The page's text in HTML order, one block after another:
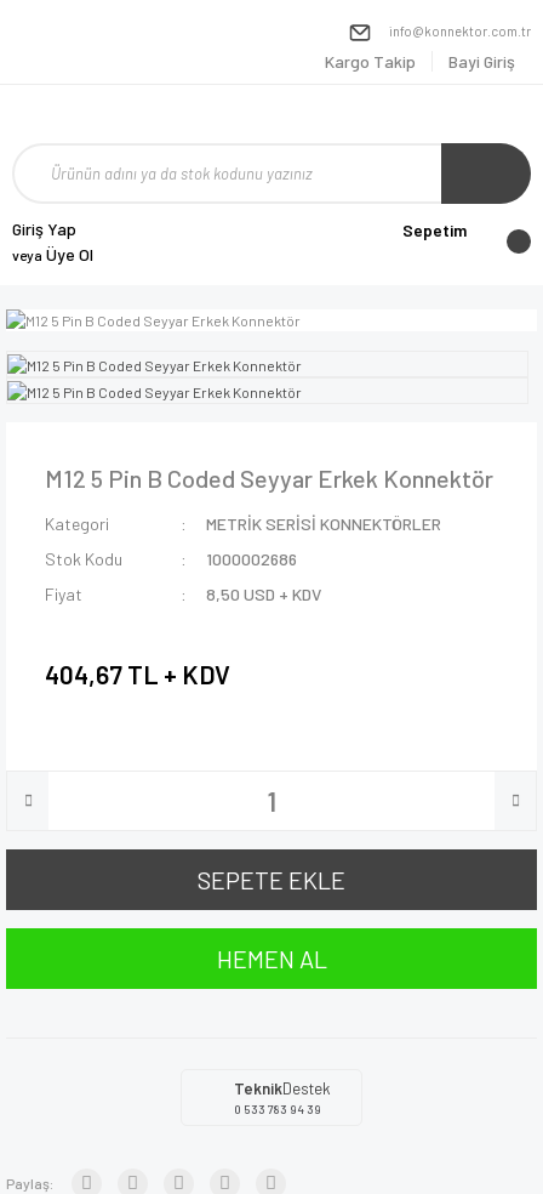
info@konnektor.com.tr
Kargo Takip Bayi Giriş
Giriş Yap
veya Üye Ol
Sepetim
M12 5 Pin B Coded Seyyar Erkek Konnektör
Kategori
METRİK SERİSİ KONNEKTÖRLER
Stok Kodu
1000002686
Fiyat
8,50 USD + KDV
404,67 TL + KDV
SEPETE EKLE
HEMEN AL
TeknikDestek
0 533 783 94 39
Paylaş: